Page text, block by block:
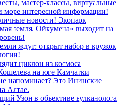
мастер-классы, виртуальные
море интересной информации!
новости! Экопарк
земля. Ойкумена» выходит на
ждут: открыт набор в кружок
циклон из космоса
на юге Камчатки
напоминает? Это Ининские
Алтае.
Узон в объективе вулканолога